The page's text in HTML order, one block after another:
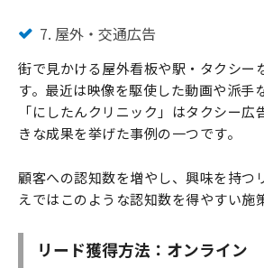
7. 屋外・交通広告
街で見かける屋外看板や駅・タクシー
す。最近は映像を駆使した動画や派手
「にしたんクリニック」はタクシー
きな成果を挙げた事例の一つです。
顧客への認知数を増やし、興味を持つ
えではこのような認知数を得やすい施
リード獲得方法：オンライン